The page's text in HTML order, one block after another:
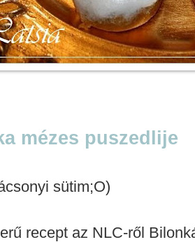
mézes puszedlije
sütim;O)
recept az NLC-ről